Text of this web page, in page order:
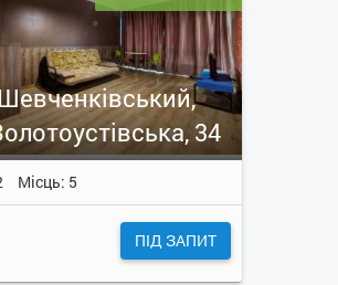
34
Місць: 5
ПІД ЗАПИТ